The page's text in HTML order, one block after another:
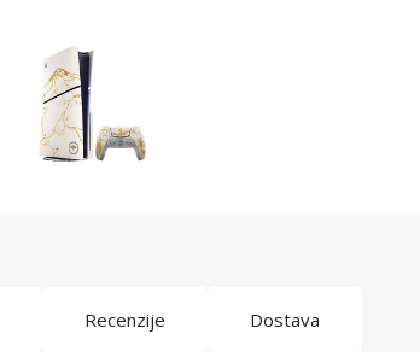
Recenzije Dostava